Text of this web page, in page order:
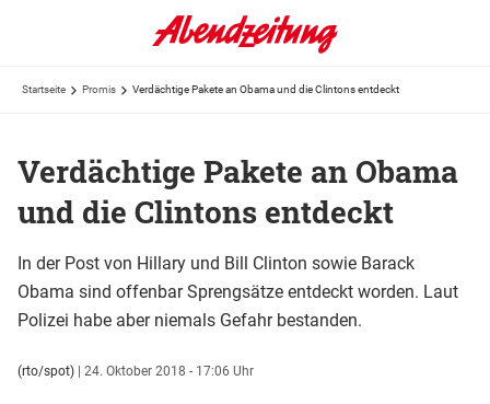
Startseite Promis Verdächtige Pakete an Obama und die Clintons entdeckt
Verdächtige Pakete an Obama
und die Clintons entdeckt
In der Post von Hillary und Bill Clinton sowie Barack
Obama sind offenbar Sprengsätze entdeckt worden. Laut
Polizei habe aber niemals Gefahr bestanden.
(rto/spot) | 24. Oktober 2018 - 17:06 Uhr